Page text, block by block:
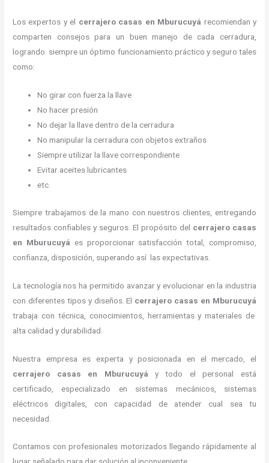
Los expertos y el cerrajero casas en Mburucuyá recomiendan y
comparten consejos para un buen manejo de cada cerradura,
logrando siempre un óptimo funcionamiento práctico y seguro tales
como:
No girar con fuerza la llave
No hacer presión
No dejar la llave dentro de la cerradura
No manipular la cerradura con objetos extraños
Siempre utilizar la llave correspondiente
Evitar aceites lubricantes
etc.
Siempre trabajamos de la mano con nuestros clientes, entregando
resultados confiables y seguros. El propósito del cerrajero casas
en Mburucuyá es proporcionar satisfacción total, compromiso,
confianza, disposición, superando así las expectativas.
La tecnología nos ha permitido avanzar y evolucionar en la industria
con diferentes tipos y diseños. El cerrajero casas en Mburucuyá
trabaja con técnica, conocimientos, herramientas y materiales de
alta calidad y durabilidad.
Nuestra empresa es experta y posicionada en el mercado, el
cerrajero casas en Mburucuyá y todo el personal está
certificado, especializado en sistemas mecánicos, sistemas
eléctricos digitales, con capacidad de atender cual sea tu
necesidad.
Contamos con profesionales motorizados llegando rápidamente al